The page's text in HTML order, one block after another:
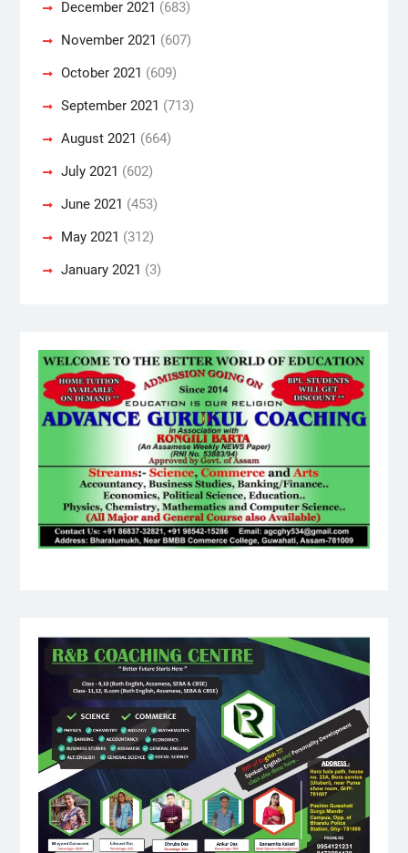
December 2021 (683)
November 2021 (607)
October 2021 (609)
September 2021 (713)
August 2021 (664)
July 2021 (602)
June 2021 (453)
May 2021 (312)
January 2021 (3)